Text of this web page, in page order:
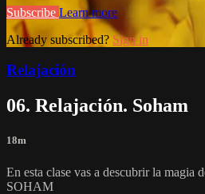
Subscribe Learn more
Already subscribed? Sign in
Relajación
06. Relajación. Soham
18m
En esta clase vas a descubrir la magia
SOHAM